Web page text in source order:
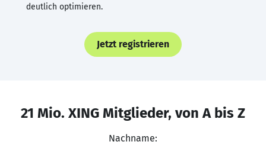
deutlich optimieren.
Jetzt registrieren
21 Mio. XING Mitglieder, von A bis Z
Nachname: